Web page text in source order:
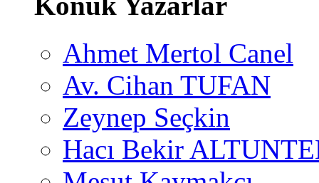
Ahmet Mertol Canel
Av. Cihan TUFAN
Zeynep Seçkin
Hacı Bekir